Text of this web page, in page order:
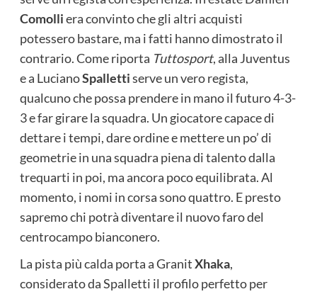
Comolliera convinto che gli altri acquisti
potessero bastare, ma i fatti hanno dimostrato il
contrario. Come riporta Tuttosport, alla Juventus
e a LucianoSpallettiserve un vero regista,
qualcuno che possa prendere in mano il futuro 4-3-
3 e far girare la squadra. Un giocatore capace di
dettare i tempi, dare ordine e mettere un po’ di
geometrie in una squadra piena di talento dalla
trequarti in poi, ma ancora poco equilibrata. Al
momento, i nomi in corsa sono quattro. E presto
sapremo chi potrà diventare il nuovo faro del
centrocampo bianconero.
La pista più calda porta a GranitXhaka,
considerato da Spalletti il profilo perfetto per